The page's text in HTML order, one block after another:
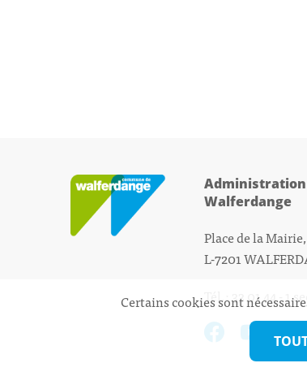
Walferdange
Place de la Mairie,
L-7201
Tél.: 33 01 44 - 1
Certains cookies sont